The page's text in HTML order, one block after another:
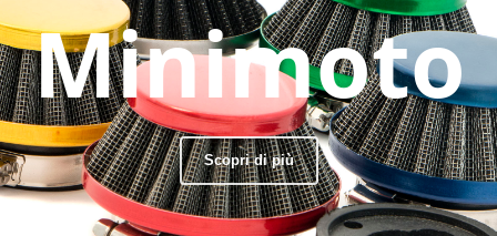
Minimoto
Scopri di più